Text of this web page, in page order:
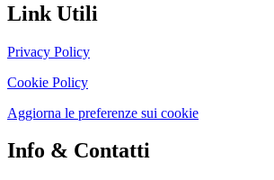
Link Utili
Privacy Policy
Cookie Policy
Aggiorna le preferenze sui cookie
Info & Contatti